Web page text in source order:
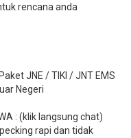
rencana anda
JNE / TIKI / JNT EMS
Negeri
: (klik langsung chat)
rapi dan tidak